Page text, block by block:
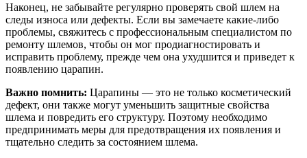
Наконец, не забывайте регулярно проверять свой шлем на
следы износа или дефекты. Если вы замечаете какие-либо
проблемы, свяжитесь с профессиональным специалистом по
ремонту шлемов, чтобы он мог продиагностировать и
исправить проблему, прежде чем она ухудшится и приведет к
появлению царапин.
Важно помнить: Царапины — это не только косметический
дефект, они также могут уменьшить защитные свойства
шлема и повредить его структуру. Поэтому необходимо
предпринимать меры для предотвращения их появления и
тщательно следить за состоянием шлема.